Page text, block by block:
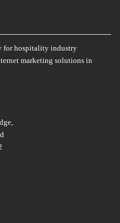
for hospitality industry
marketing solutions in